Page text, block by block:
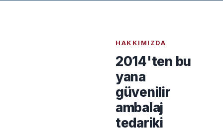
HAKKIMIZDA
2014'ten bu
yana
güvenilir
ambalaj
tedariki